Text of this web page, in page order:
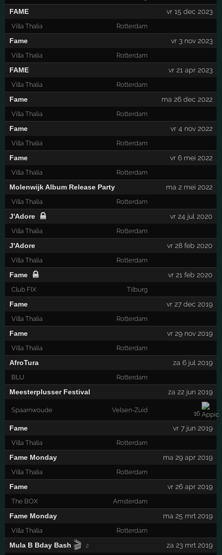
FAME vr 15 dec 2023
Villa Thalia Rotterdam
Fame vr 3 nov 2023
Villa Thalia Rotterdam
FAME vr 21 apr 2023
Villa Thalia Rotterdam
Fame ma 26 dec 2022
Villa Thalia Rotterdam
Fame vr 4 nov 2022
Villa Thalia Rotterdam
Fame vr 6 mei 2022
Villa Thalia Rotterdam
Molenwijk Album Release Party ma 2 mei 2022
Villa Thalia Rotterdam
J'Adore vr 24 jul 2020
Villa Thalia Rotterdam
J'Adore vr 28 feb 2020
Villa Thalia Rotterdam
Fame vr 21 feb 2020
Club FIX Tilburg
Fame vr 27 dec 2019
Villa Thalia Rotterdam
Fame vr 29 nov 2019
Villa Thalia Rotterdam
AfroTura za 6 jul 2019
BLU Rotterdam
Meesterplusser Festival za 22 jun 2019
Spaarnwoude Velsen-Zuid 16
Fame vr 7 jun 2019
Villa Thalia Rotterdam
Fame Monday ma 29 apr 2019
Villa Thalia Rotterdam
Fame vr 26 apr 2019
The BOX Amsterdam
Fame Monday ma 25 mrt 2019
Villa Thalia Rotterdam
Mula B Bday Bash 🎬 2 za 23 mrt 2019